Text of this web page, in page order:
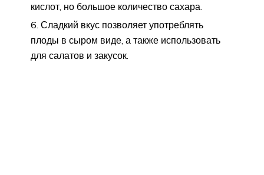
кислот, но большое количество сахара.
Сладкий вкус позволяет употреблять
плоды в сыром виде, а также использовать
для салатов и закусок.